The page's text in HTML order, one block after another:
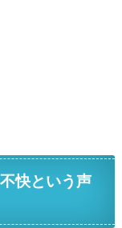
快という声